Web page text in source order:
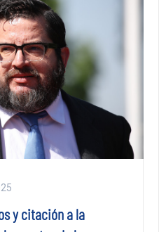
y citación a la